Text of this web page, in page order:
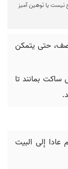
یا توهین آمیز
حتى يتمكن
بمانند تا
إلى البيت